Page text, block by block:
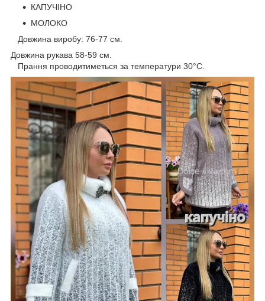
КАПУЧІНО
МОЛОКО
Довжина виробу: 76-77 см.
Довжина рукава 58-59 см.
Прання проводитиметься за температури 30°С.